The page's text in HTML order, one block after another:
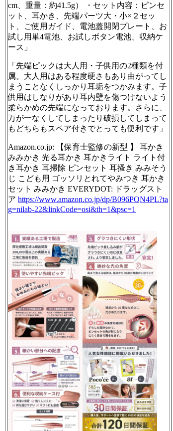
cm、重量：約41.5g） ・セット内容：ピンセ
ット、耳かき、先端パーツ大・小×２セッ
ト、ご使用ガイド、電池蓋開閉プレート、お
試し用単4電池、お試しボタン電池、収納ケ
ース」
「先端ピックは大人用・子供用の2種類を付
属。大人用はある程度硬さもあり曲がってし
まうことなくしっかり耳垢をつかみます。子
供用はしなりがあり耳内壁を傷つけないよう
柔らかめの先端になっております。さらに、
万が一なくしてしまったり破損してしまって
もどちらもスペア付きでとっても便利です」
Amazon.co.jp: 【保育士監修の新型 】 耳かき
みみかき 光る耳かき 耳かきライト ライト付
き耳かき 耳掃除 ピンセット 耳搔き みみそう
じ こども用 ゴッソリとれてやみつき 耳かき
セット みみかき EVERYDOT: ドラッグスト
ア https://www.amazon.co.jp/dp/B096PQN4PL?ta
g=nilab-22&linkCode=osi&th=1&psc=1